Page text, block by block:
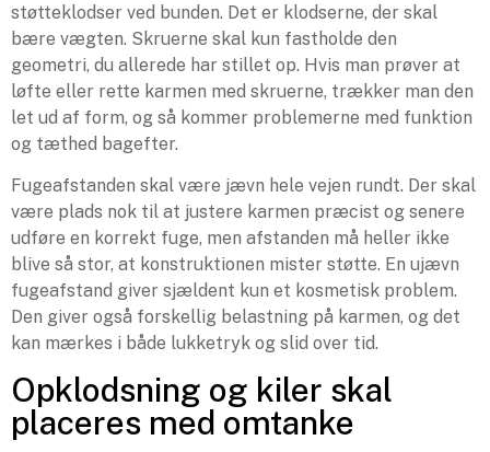
støtteklodser ved bunden. Det er klodserne, der skal
bære vægten. Skruerne skal kun fastholde den
geometri, du allerede har stillet op. Hvis man prøver at
løfte eller rette karmen med skruerne, trækker man den
let ud af form, og så kommer problemerne med funktion
og tæthed bagefter.
Fugeafstanden skal være jævn hele vejen rundt. Der skal
være plads nok til at justere karmen præcist og senere
udføre en korrekt fuge, men afstanden må heller ikke
blive så stor, at konstruktionen mister støtte. En ujævn
fugeafstand giver sjældent kun et kosmetisk problem.
Den giver også forskellig belastning på karmen, og det
kan mærkes i både lukketryk og slid over tid.
Opklodsning og kiler skal
placeres med omtanke